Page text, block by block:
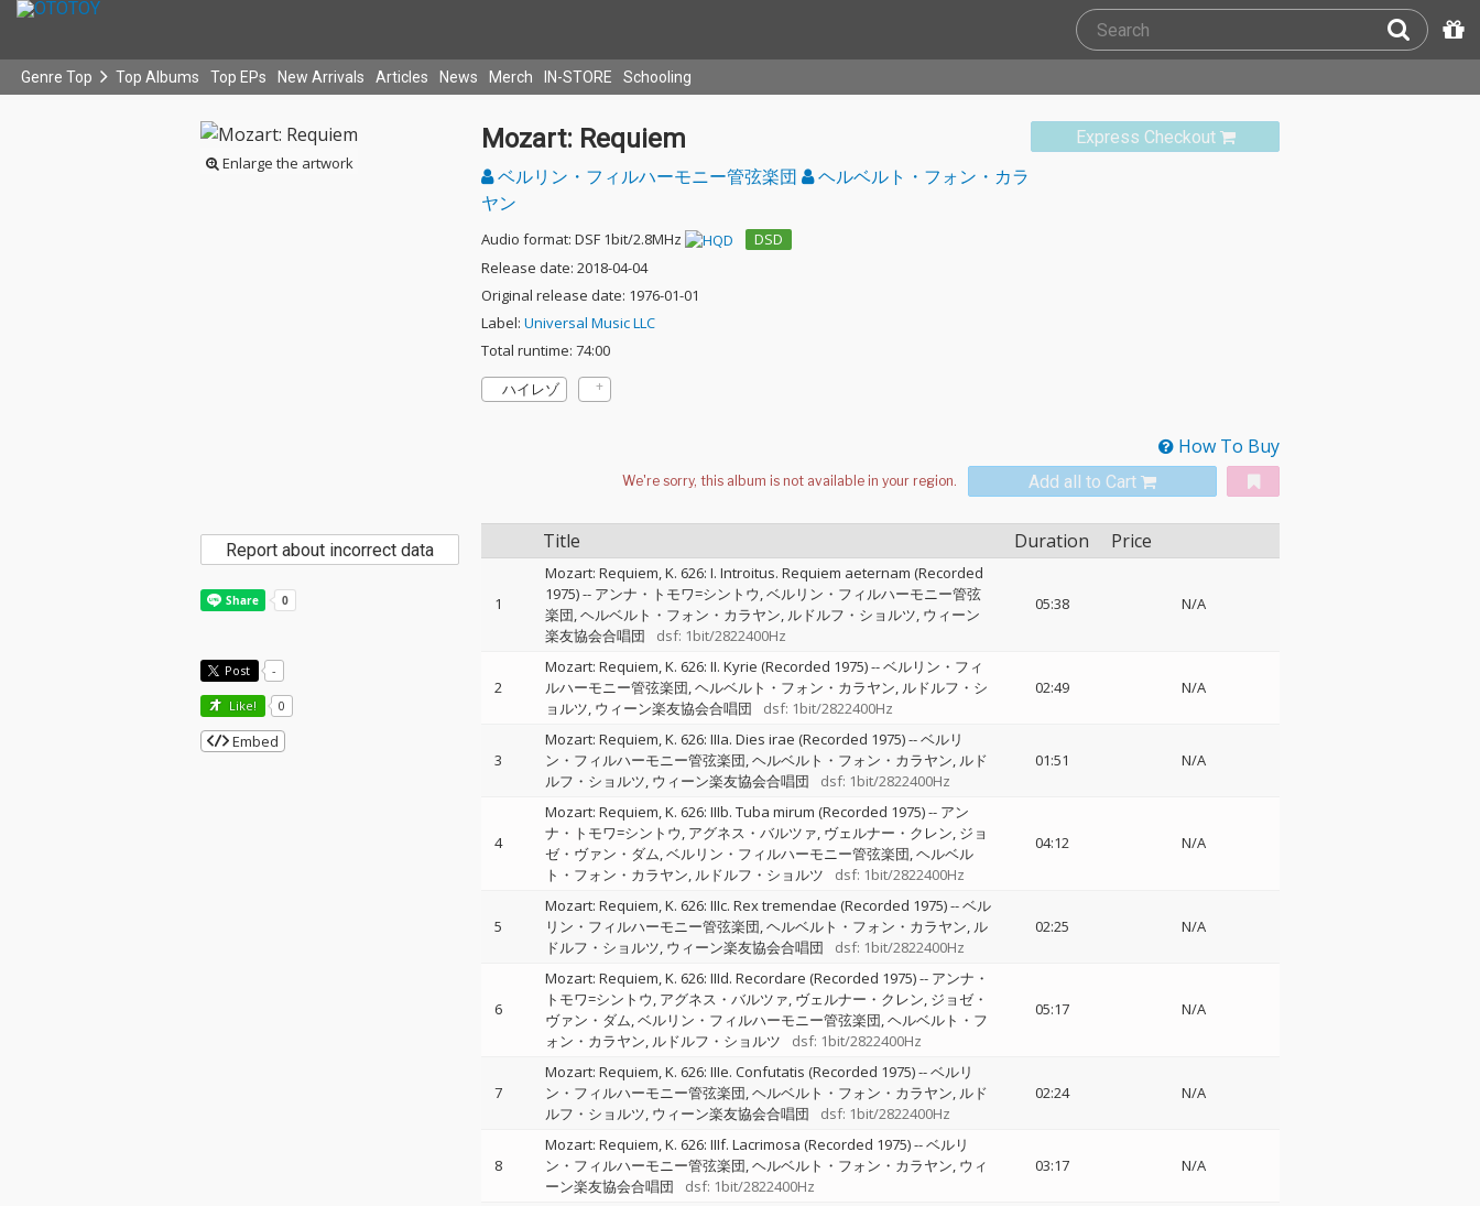
Genre Top Top Albums Top EPs New Arrivals Articles News Merch IN-STORE Schooling
Enlarge the artwork
Express Checkout
Mozart: Requiem
ベルリン・フィルハーモニー管弦楽団
ヘルベルト・フォン・カラ
ヤン
Audio format: DSF 1bit/2.8MHz
DSD
Release date: 2018-04-04
Original release date: 1976-01-01
Label: Universal Music LLC
Total runtime: 74:00
ハイレゾ
How To Buy
Add all to Cart
Title Duration Price
1
Mozart: Requiem, K. 626: I. Introitus. Requiem aeternam (Recorded
1975)-- アンナ・トモワ=シントウ ベルリン・フィルハーモニー管弦
楽団 ヘルベルト・フォン・カラヤン ルドルフ・ショルツ ウィーン
楽友協会合唱団
dsf: 1bit/2822400Hz
05:38 N/A
2
Mozart: Requiem, K. 626: II. Kyrie (Recorded 1975)--ベルリン・フィ
ルハーモニー管弦楽団 ヘルベルト・フォン・カラヤン ルドルフ・シ
ョルツ ウィーン楽友協会合唱団 dsf: 1bit/2822400Hz
02:49 N/A
3
Mozart: Requiem, K. 626: IIIa. Dies irae (Recorded 1975)--ベルリ
ン・フィルハーモニー管弦楽団 ヘルベルト・フォン・カラヤン ルド
ルフ・ショルツ ウィーン楽友協会合唱団 dsf: 1bit/2822400Hz
01:51 N/A
4
Mozart: Requiem, K. 626: IIIb. Tuba mirum (Recorded 1975)-- アン
ナ・トモワ=シントウ アグネス・バルツァ ヴェルナー・クレン ジョ
ゼ・ヴァン・ダム ベルリン・フィルハーモニー管弦楽団 ヘルベル
ト・フォン・カラヤン ルドルフ・ショルツ dsf: 1bit/2822400Hz
04:12 N/A
5
Mozart: Requiem, K. 626: IIIc. Rex tremendae (Recorded 1975)--ベル
リン・フィルハーモニー管弦楽団 ヘルベルト・フォン・カラヤン ル
ドルフ・ショルツ ウィーン楽友協会合唱団 dsf: 1bit/2822400Hz
02:25 N/A
6
Mozart: Requiem, K. 626: IIId. Recordare (Recorded 1975)-- アンナ・
トモワ=シントウ アグネス・バルツァ ヴェルナー・クレン ジョゼ・
ヴァン・ダム ベルリン・フィルハーモニー管弦楽団 ヘルベルト・フ
ォン・カラヤン ルドルフ・ショルツ dsf: 1bit/2822400Hz
05:17 N/A
7
Mozart: Requiem, K. 626: IIIe. Confutatis (Recorded 1975)--ベルリ
ン・フィルハーモニー管弦楽団 ヘルベルト・フォン・カラヤン ルド
ルフ・ショルツ ウィーン楽友協会合唱団 dsf: 1bit/2822400Hz
02:24 N/A
8
Mozart: Requiem, K. 626: IIIf. Lacrimosa (Recorded 1975)--ベルリ
ン・フィルハーモニー管弦楽団 ヘルベルト・フォン・カラヤン ウィ
ーン楽友協会合唱団
dsf: 1bit/2822400Hz
03:17 N/A
Report about incorrect data
Post -
Like! 0
Embed